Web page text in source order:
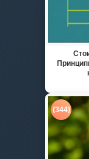
(344)